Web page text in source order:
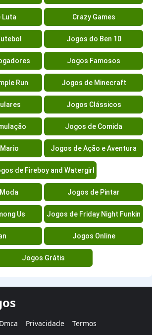
Luta Crazy Games
Jogos do Ben 10
Jogos Famosos
Run Jogos de Minecraft
Jogos Clássicos
Jogos de Comida
Jogos de Ação e Aventura
de Fireboy and Watergirl
Jogos de Pintar
Us Jogos de Friday Night Funkin
Jogos Online
Jogos Grátis
Dmca Privacidade Termos